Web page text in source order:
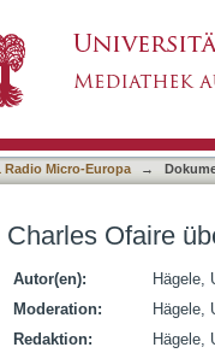
Radio Micro-Europa →
Charles Ofaire
Autor(en):
Hägele,
Moderation:
Hägele,
Redaktion:
Hägele,